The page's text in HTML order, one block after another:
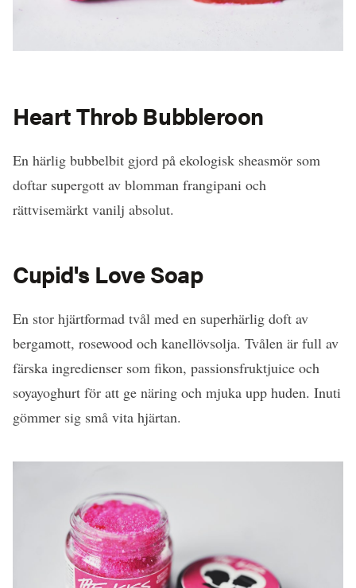
Heart Throb Bubbleroon
En härlig bubbelbit gjord på ekologisk sheasmör som
doftar supergott av blomman frangipani och
rättvisemärkt vanilj absolut.
Cupid's Love Soap
En stor hjärtformad tvål med en superhärlig doft av
bergamott, rosewood och kanellövsolja. Tvålen är full av
färska ingredienser som fikon, passionsfruktjuice och
soyayoghurt för att ge näring och mjuka upp huden. Inuti
gömmer sig små vita hjärtan.